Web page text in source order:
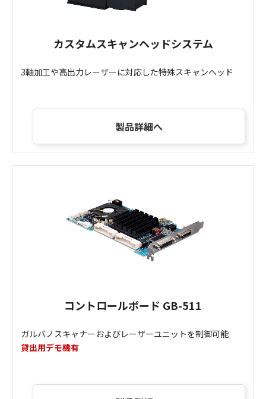
カスタムスキャンヘッドシステム
3軸加工や高出力レーザーに対応した特殊スキャンヘッド
製品詳細へ
コントロールボード GB-511
ガルバノスキャナーおよびレーザーユニットを制御可能
貸出用デモ機有